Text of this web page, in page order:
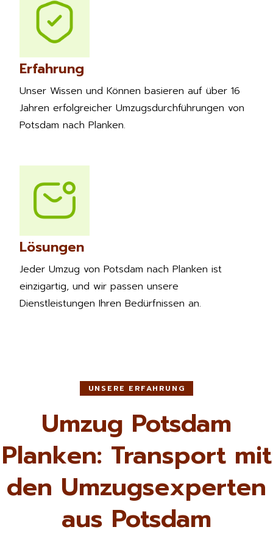
Erfahrung
Unser Wissen und Können basieren auf über 16
Jahren erfolgreicher Umzugsdurchführungen von
Potsdam nach Planken.
Lösungen
Jeder Umzug von Potsdam nach Planken ist
einzigartig, und wir passen unsere
Dienstleistungen Ihren Bedürfnissen an.
UNSERE ERFAHRUNG
Umzug Potsdam
Planken: Transport mit
den Umzugsexperten
aus Potsdam